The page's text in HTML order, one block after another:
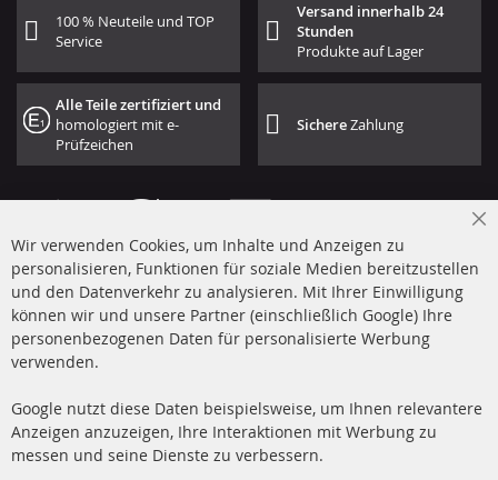
100 % Neuteile und TOP
Service
Versand innerhalb 24
Stunden
Produkte auf Lager
Alle Teile zertifiziert und
homologiert mit e-
Prüfzeichen
SichereZahlung
+49 (0) 4533 799 00 0
Mo-Do: 09-17 Uhr, Fr 09-16 Uhr
info@contra-automotive.de
facebook
instagram
Quick Links Kundenservice
Wir verwenden Cookies, um Inhalte und Anzeigen zu
personalisieren, Funktionen für soziale Medien bereitzustellen
und den Datenverkehr zu analysieren. Mit Ihrer Einwilligung
können wir und unsere Partner (einschließlich Google) Ihre
personenbezogenen Daten für personalisierte Werbung
verwenden.
Google nutzt diese Daten beispielsweise, um Ihnen relevantere
Anzeigen anzuzeigen, Ihre Interaktionen mit Werbung zu
messen und seine Dienste zu verbessern.